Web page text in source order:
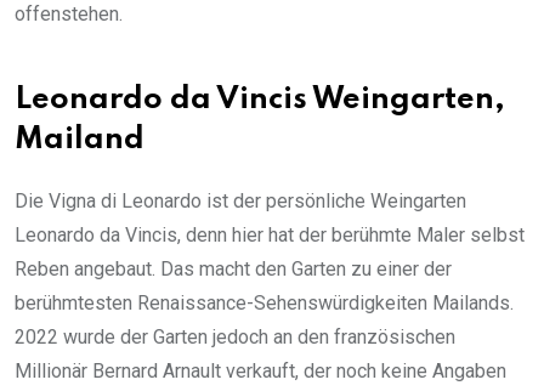
offenstehen.
Leonardo da Vincis Weingarten,
Mailand
Die Vigna di Leonardo ist der persönliche Weingarten
Leonardo da Vincis, denn hier hat der berühmte Maler selbst
Reben angebaut. Das macht den Garten zu einer der
berühmtesten Renaissance-Sehenswürdigkeiten Mailands.
2022 wurde der Garten jedoch an den französischen
Millionär Bernard Arnault verkauft, der noch keine Angaben